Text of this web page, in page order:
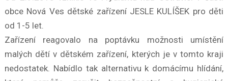
obce Nová Ves dětské zařízení JESLE KULÍŠEK pro děti
od 1-5 let.
Zařízení reagovalo na poptávku možnosti umístění
malých dětí v dětském zařízení, kterých je v tomto kraji
nedostatek. Nabídlo tak alternativu k domácímu hlídání,